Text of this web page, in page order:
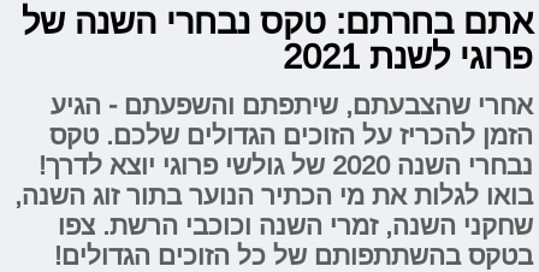
אתם בחרתם: טקס נבחרי השנה של
פרוגי לשנת 2021
אחרי שהצבעתם, שיתפתם והשפעתם - הגיע
הזמן להכריז על הזוכים הגדולים שלכם. טקס
נבחרי השנה 2020 של גולשי פרוגי יוצא לדרך!
בואו לגלות את מי הכתיר הנוער בתור זוג השנה,
שחקני השנה, זמרי השנה וכוכבי הרשת. צפו
בטקס בהשתתפותם של כל הזוכים הגדולים!